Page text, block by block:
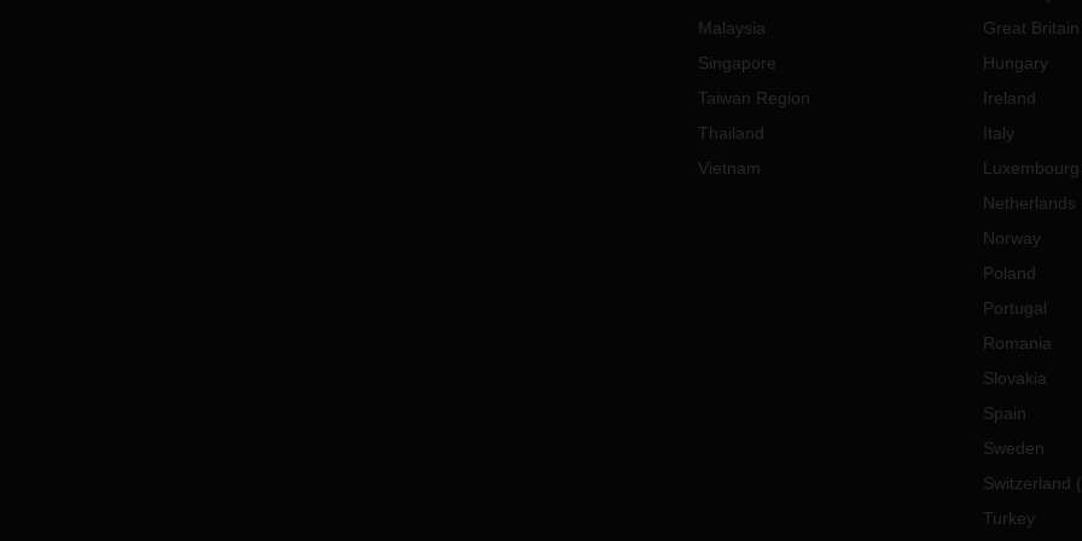
Malaysia
Singapore
Taiwan Region
Thailand
Vietnam
Great Britain
Hungary
Ireland
Italy
Luxembourg
Netherlands
Norway
Poland
Portugal
Romania
Slovakia
Spain
Sweden
Switzerland (
Turkey